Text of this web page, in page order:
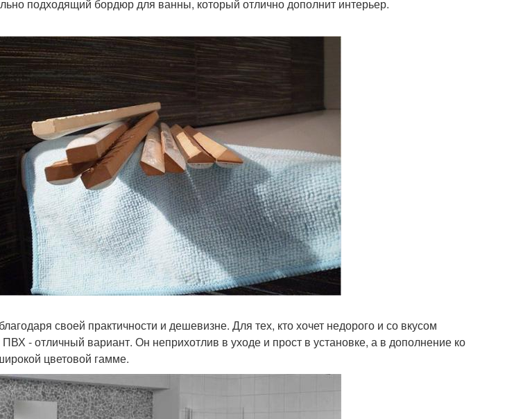
подходящий бордюр для ванны, который отлично дополнит интерьер.
своей практичности и дешевизне. Для тех, кто хочет недорого и со вкусом
- отличный вариант. Он неприхотлив в уходе и прост в установке, а в дополнение ко
цветовой гамме.